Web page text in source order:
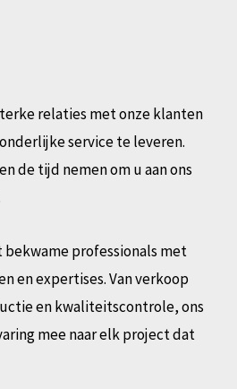
relaties met onze klanten
service te leveren.
de tijd nemen om u aan ons
professionals met
en expertises. Van verkoop
en kwaliteitscontrole, ons
mee naar elk project dat